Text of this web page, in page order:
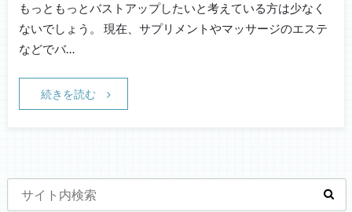
もっともっとバストアップしたいと考えている方は少なく
ないでしょう。 現在、サプリメントやマッサージのエステ
などでバ…
続きを読む